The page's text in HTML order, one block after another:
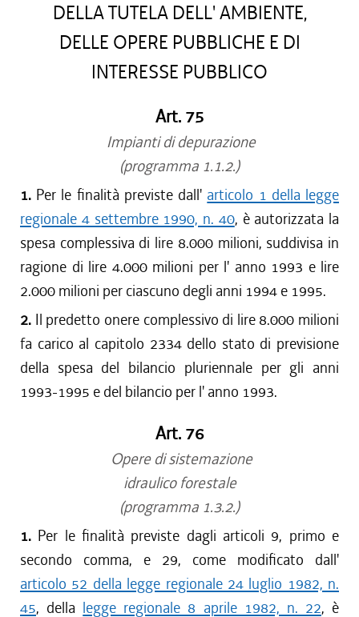
DELLA TUTELA DELL' AMBIENTE,
DELLE OPERE PUBBLICHE E DI
INTERESSE PUBBLICO
Art. 75
Impianti di depurazione
(programma 1.1.2.)
1. Per le finalità previste dall' articolo 1 della legge
regionale 4 settembre 1990, n. 40, è autorizzata la
spesa complessiva di lire 8.000 milioni, suddivisa in
ragione di lire 4.000 milioni per l' anno 1993 e lire
2.000 milioni per ciascuno degli anni 1994 e 1995.
2. Il predetto onere complessivo di lire 8.000 milioni
fa carico al capitolo 2334 dello stato di previsione
della spesa del bilancio pluriennale per gli anni
1993-1995 e del bilancio per l' anno 1993.
Art. 76
Opere di sistemazione
idraulico forestale
(programma 1.3.2.)
1. Per le finalità previste dagli articoli 9, primo e
secondo comma, e 29, come modificato dall'
articolo 52 della legge regionale 24 luglio 1982, n.
45, della legge regionale 8 aprile 1982, n. 22, è